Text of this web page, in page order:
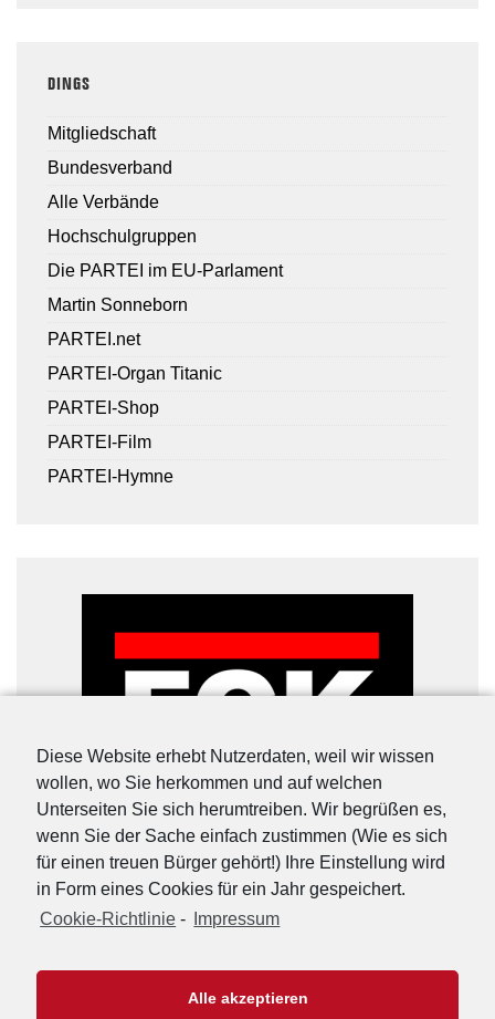
Diese Website erhebt Nutzerdaten, weil wir wissen
wollen, wo Sie herkommen und auf welchen
Unterseiten Sie sich herumtreiben. Wir begrüßen es,
wenn Sie der Sache einfach zustimmen (Wie es sich
für einen treuen Bürger gehört!) Ihre Einstellung wird
in Form eines Cookies für ein Jahr gespeichert.
Cookie-Richtlinie - Impressum
Alle akzeptieren
DINGS
Mitgliedschaft
Bundesverband
Alle Verbände
Hochschulgruppen
Die PARTEI im EU-Parlament
Martin Sonneborn
PARTEI.net
PARTEI-Organ Titanic
PARTEI-Shop
PARTEI-Film
PARTEI-Hymne